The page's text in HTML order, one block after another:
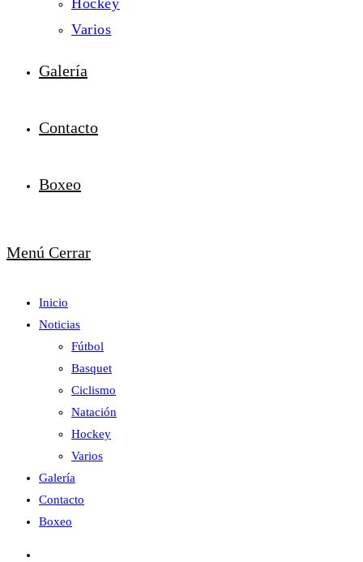
Hockey
Varios
Galería
Contacto
Boxeo
Menú Cerrar
Inicio
Noticias
Fútbol
Basquet
Ciclismo
Natación
Hockey
Varios
Galería
Contacto
Boxeo